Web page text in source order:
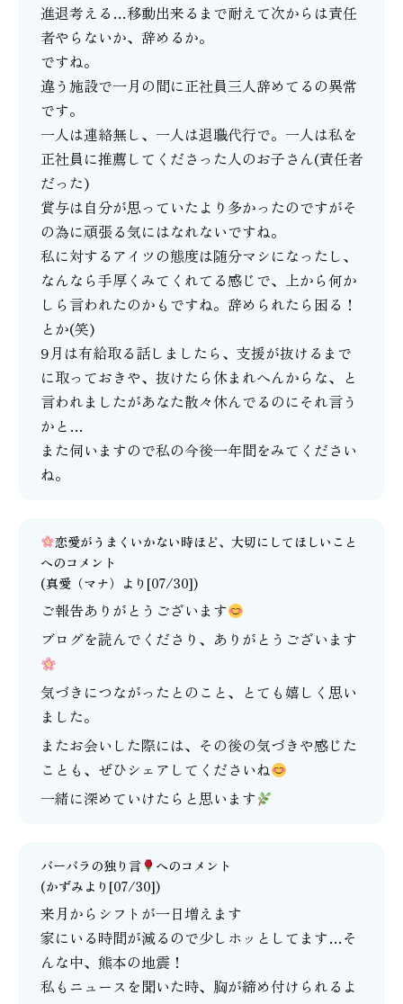
進退考える…移動出来るまで耐えて次からは責任
者やらないか、辞めるか。
ですね。
違う施設で一月の間に正社員三人辞めてるの異常
です。
一人は連絡無し、一人は退職代行で。一人は私を
正社員に推薦してくださった人のお子さん(責任者
だった)
賞与は自分が思っていたより多かったのですがそ
の為に頑張る気にはなれないですね。
私に対するアイツの態度は随分マシになったし、
なんなら手厚くみてくれてる感じで、上から何か
しら言われたのかもですね。辞められたら困る！
とか(笑)
9月は有給取る話しましたら、支援が抜けるまで
に取っておきや、抜けたら休まれへんからな、と
言われましたがあなた散々休んでるのにそれ言う
かと…
また伺いますので私の今後一年間をみてください
ね。
恋愛がうまくいかない時ほど、大切にしてほしいこと
へのコメント
(真愛（マナ） より[07/30])
ご報告ありがとうございます
ブログを読んでくださり、ありがとうございます
気づきにつながったとのこと、とても嬉しく思い
ました。
またお会いした際には、その後の気づきや感じた
ことも、ぜひシェアしてくださいね
一緒に深めていけたらと思います
バーバラの独り言
へのコメント
(かずみより[07/30])
来月からシフトが一日増えます
家にいる時間が減るので少しホッとしてます…そ
んな中、熊本の地震！
私もニュースを聞いた時、胸が締め付けられるよ